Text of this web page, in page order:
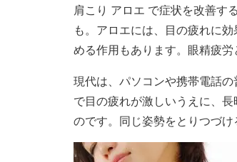
肩こり アロエ で症状を改善す
も。アロエには、目の疲れに
める作用もあります。眼精疲労
現代は、パソコンや携帯電話
で目の疲れが激しいうえに、
のです。同じ姿勢をとりつづけ